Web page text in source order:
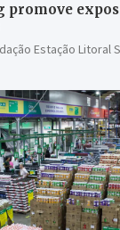
promove
Estação Litoral